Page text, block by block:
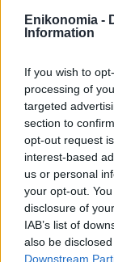
Enikonomia -
Information
If you wish to
processing of
targeted
section to
opt-out request
interest-based
us or personal
your opt-out.
disclosure of
IAB’s list of
also be
Downstream
Ποιος
Μόνο το